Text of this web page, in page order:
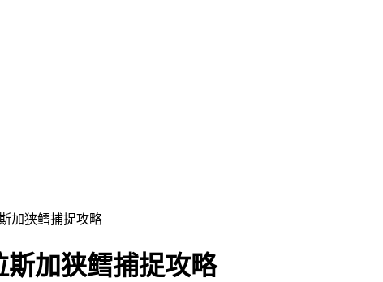
加狭鳕捕捉攻略
加狭鳕捕捉攻略